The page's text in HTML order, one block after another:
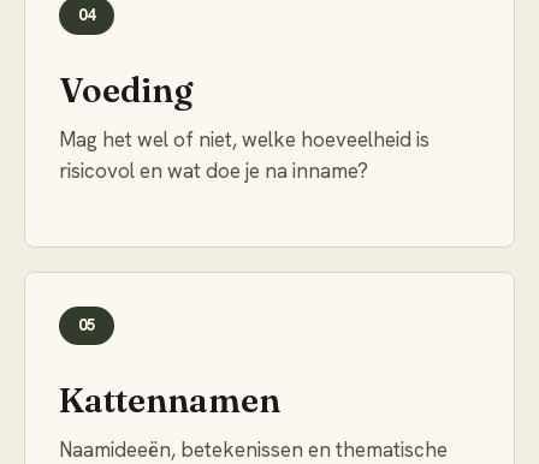
04
Voeding
Mag het wel of niet, welke hoeveelheid is
risicovol en wat doe je na inname?
05
Kattennamen
Naamideeën, betekenissen en thematische